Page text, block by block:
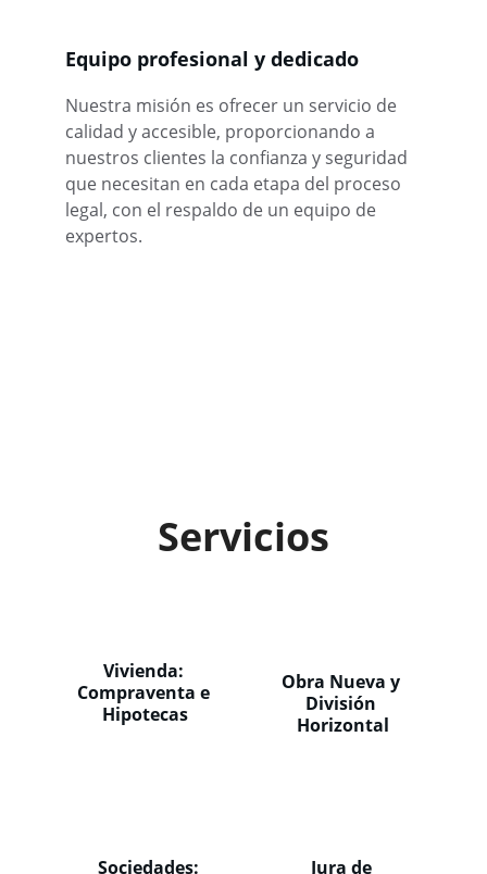
Equipo profesional y dedicado
Nuestra misión es ofrecer un servicio de
calidad y accesible, proporcionando a
nuestros clientes la confianza y seguridad
que necesitan en cada etapa del proceso
legal, con el respaldo de un equipo de
expertos.
Servicios
Vivienda:
Compraventa e
Hipotecas
Obra Nueva y
División
Horizontal
Sociedades: Jura de